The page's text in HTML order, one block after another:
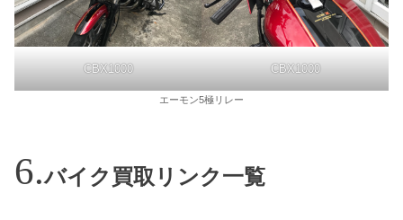
CBX1000 CBX1000
エーモン5極リレー
バイク買取リンク一覧